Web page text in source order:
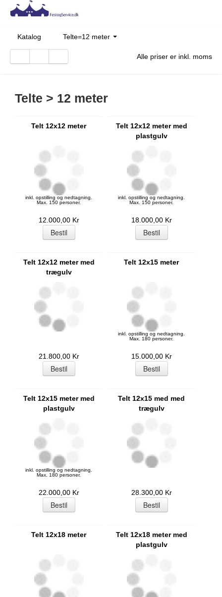
Katalog Telte=12 meter
Alle priser er inkl. moms
Telte > 12 meter
Telt 12x12 meter
inkl. opstilling og nedtagning.
Max. 150 personer.
12.000,00 Kr
Telt 12x12 meter med
plastgulv
inkl. opstilling og nedtagning.
Max. 150 personer.
18.000,00 Kr
Telt 12x12 meter med
trægulv
21.800,00 Kr
Telt 12x15 meter
inkl. opstilling og nedtagning.
Max. 180 personer.
15.000,00 Kr
Telt 12x15 meter med
plastgulv
inkl. opstilling og nedtagning.
Max. 180 personer.
22.000,00 Kr
Telt 12x15 med med
trægulv
28.300,00 Kr
Telt 12x18 meter
Telt 12x18 meter med
plastgulv